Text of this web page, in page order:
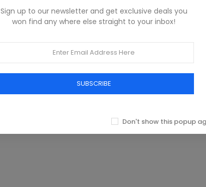
Sign up to our newsletter and get exclusive deals you
won find any where else straight to your inbox!
SUBSCRIBE
Don't show this popup